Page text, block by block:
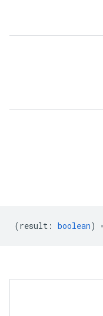
(result : boolean)